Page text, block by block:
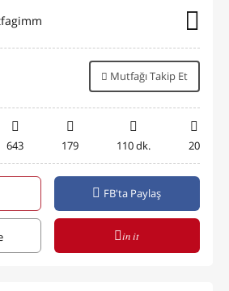
Mutfağı Takip Et
643 179 110 dk. 20
FB'ta Paylaş
in it